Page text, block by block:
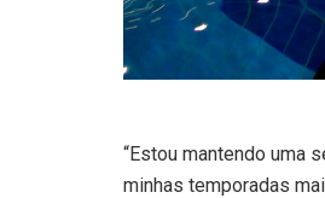
“Estou mantendo uma
minhas temporadas